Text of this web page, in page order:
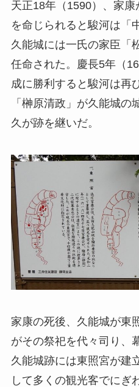
天正18年（1590）、家
を命じられると駿河は「
久能城には一氏の家臣「
任命された。慶長5年（
成に勝利すると駿河は再
「榊原清政」が久能城の
久が跡を継いだ。
家康の死後、久能城が東
がその祭祀を代々司り、
久能城跡には東照宮が建
して多くの観光客でにぎ